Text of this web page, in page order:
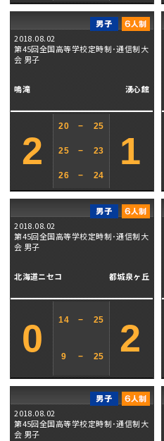
2018.08.02
第45回全国高等学校定時制･通信制大
会 男子
鳴滝 湧心館
2
20 − 25
25 − 23
26 − 24
1
2018.08.02
第45回全国高等学校定時制･通信制大
会 男子
北海道ニセコ 都城泉ヶ丘
0 14 − 25
9 − 25 2
2018.08.02
第45回全国高等学校定時制･通信制大
会 男子